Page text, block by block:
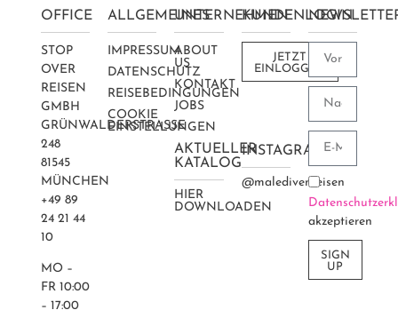
OFFICE
STOP
OVER
REISEN
GMBH
GRÜNWALDERSTRASSE 2
48
81545
MÜNCHEN
+49 89
24 21 44
10
MO –
FR 10:00
– 17:00
ALLGEMEINES
IMPRESSUM
DATENSCHUTZ
REISEBEDINGUNGEN
COOKIE
EINSTELLUNGEN
UNTERNEHMEN
ABOUT
US
KONTAKT
JOBS
AKTUELLER
KATALOG
HIER
DOWNLOADEN
KUNDENLOGIN
JETZT
EINLOGGEN
INSTAGRAM
@maledivenreisen
akzeptieren
SIGN
UP